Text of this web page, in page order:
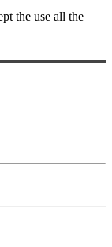
the use all the